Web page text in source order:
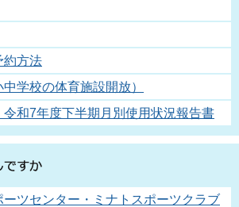
約方法
学校の体育施設開放）
令和7年度下半期月別使用状況報告書
ツセンター・ミナトスポーツクラブ